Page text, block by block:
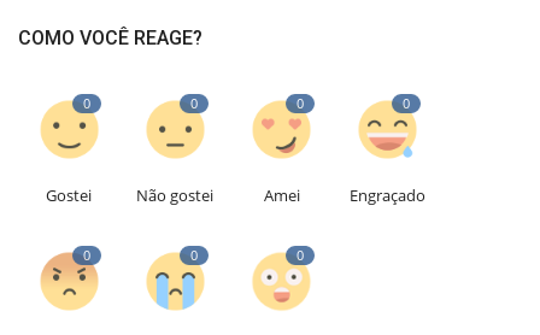
COMO VOCÊ REAGE?
0
Gostei
0
Não gostei
0
Amei
0
Engraçado
0 0 0